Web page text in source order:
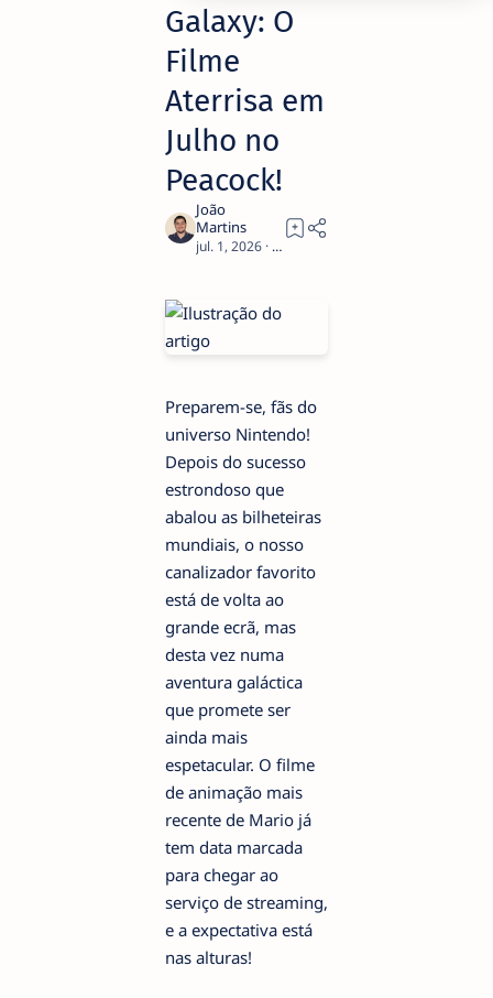
Galaxy: O
Filme
Aterrisa em
Julho no
Peacock!
2
Preparem-se, fãs do
universo Nintendo!
Depois do sucesso
estrondoso que
abalou as bilheteiras
mundiais, o nosso
canalizador favorito
está de volta ao
grande ecrã, mas
desta vez numa
aventura galáctica
que promete ser
ainda mais
espetacular. O filme
de animação mais
recente de Mario já
tem data marcada
para chegar ao
serviço de streaming,
e a expectativa está
nas alturas!